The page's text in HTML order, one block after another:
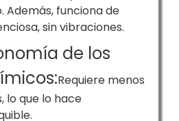
Además, funciona de
sin vibraciones.
de los
Requiere menos
lo que lo hace